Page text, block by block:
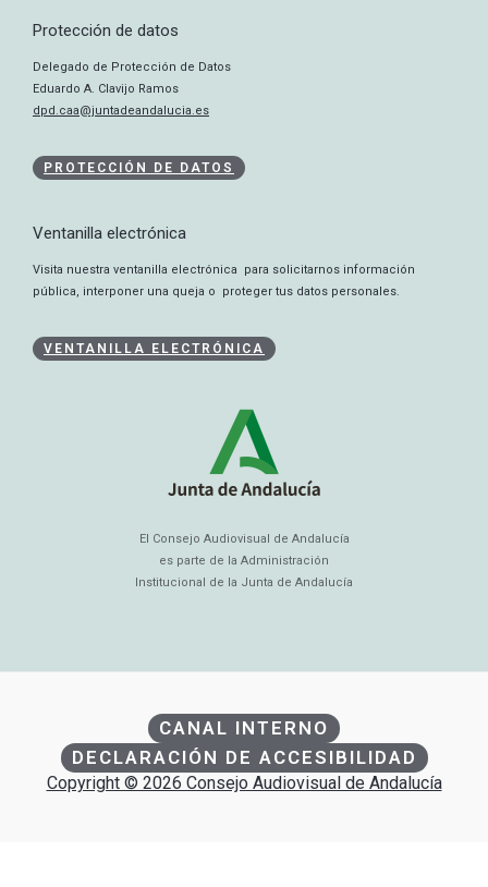
Protección de datos
Delegado de Protección de Datos
Eduardo A. Clavijo Ramos
dpd.caa@juntadeandalucia.es
PROTECCIÓN DE DATOS
Ventanilla electrónica
Visita nuestra ventanilla electrónica para solicitarnos información
pública, interponer una queja o proteger tus datos personales.
VENTANILLA ELECTRÓNICA
El Consejo Audiovisual de Andalucía
es parte de la Administración
Institucional de la Junta de Andalucía
CANAL INTERNO
DECLARACIÓN DE ACCESIBILIDAD
Copyright © 2026 Consejo Audiovisual de Andalucía